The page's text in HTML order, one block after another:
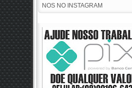
NOS NO INSTAGRAM